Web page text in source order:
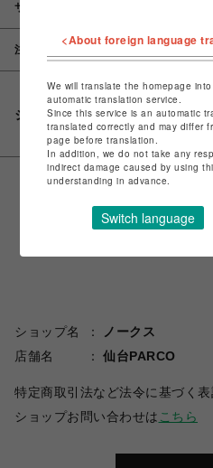
サイズ
注意事項
シェアする
ショップ名
ノークス
店舗名
仙台PARCO
特定商取引法など法令に基づく表
ショップお問い合わせは こちら
<About foreign language
We will translate the homepage
automatic translation service.
Since this service is an automatic
translated correctly and may differ
page before translation.
In addition, we do not take any
indirect damage caused by using
understanding in advance.
Switch language